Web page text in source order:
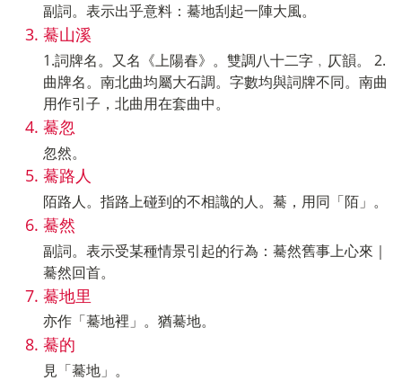
副詞。表示出乎意料：驀地刮起一陣大風。
驀山溪
1.詞牌名。又名《上陽春》。雙調八十二字﹐仄韻。 2.
曲牌名。南北曲均屬大石調。字數均與詞牌不同。南曲
用作引子，北曲用在套曲中。
驀忽
忽然。
驀路人
陌路人。指路上碰到的不相識的人。驀，用同「陌」。
驀然
副詞。表示受某種情景引起的行為：驀然舊事上心來｜
驀然回首。
驀地里
亦作「驀地裡」。猶驀地。
驀的
見「驀地」。